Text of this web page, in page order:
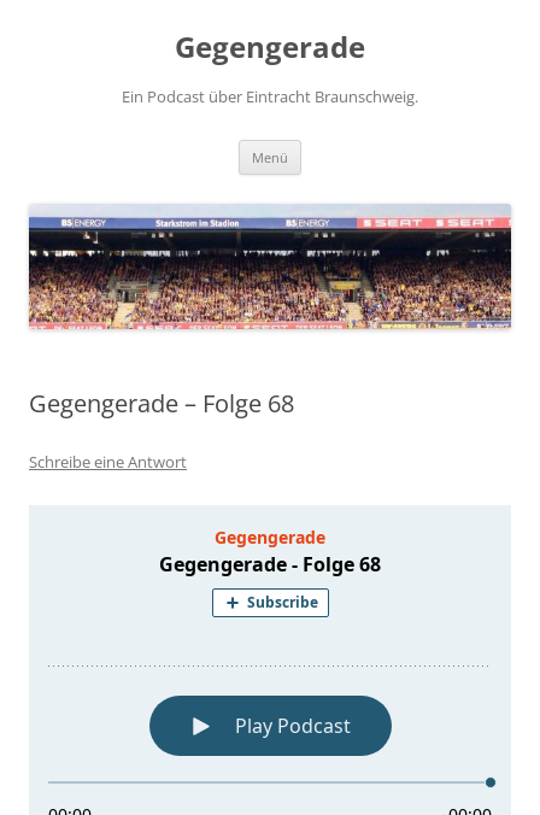
Gegengerade
Ein Podcast über Eintracht Braunschweig.
Menü
Gegengerade – Folge 68
Schreibe eine Antwort